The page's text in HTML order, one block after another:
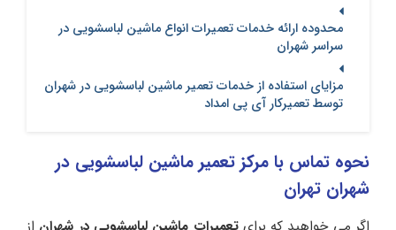
محدوده ارائه خدمات تعمیرات انواع ماشین لباسشویی در
سراسر شهران
مزایای استفاده از خدمات تعمیر ماشین لباسشویی در شهران
توسط تعمیرکار آی پی امداد
نحوه تماس با مرکز تعمیر ماشین لباسشویی در
شهران تهران